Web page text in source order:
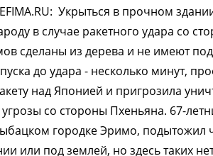
Укрыться в прочном
в случае ракетного удара со
сделаны из дерева и не имеют
до удара - несколько минут,
над Японией и пригрозила
со стороны Пхеньяна. 67-
городке Эримо, подытожил
или под землей, но здесь таких